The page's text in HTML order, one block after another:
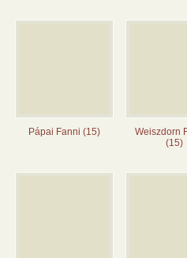
Pápai Fanni (15)
Weiszdorn
(15)